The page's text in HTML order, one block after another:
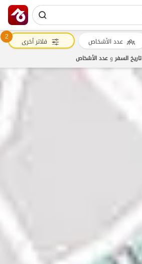
عدد الأشخاص 2 فلاتر أخرى
تاريخ السفروعدد الأشخاص